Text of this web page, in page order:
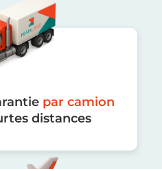
par camion
distances